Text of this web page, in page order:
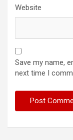
Website
Save my name,
next time I